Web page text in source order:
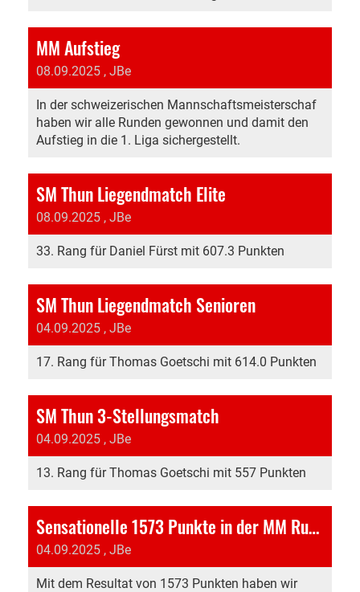
MM Aufstieg
08.09.2025 , JBe
In der schweizerischen Mannschaftsmeisterschaf
haben wir alle Runden gewonnen und damit den
Aufstieg in die 1. Liga sichergestellt.
SM Thun Liegendmatch Elite
08.09.2025 , JBe
33. Rang für Daniel Fürst mit 607.3 Punkten
SM Thun Liegendmatch Senioren
04.09.2025 , JBe
17. Rang für Thomas Goetschi mit 614.0 Punkten
SM Thun 3-Stellungsmatch
04.09.2025 , JBe
13. Rang für Thomas Goetschi mit 557 Punkten
Sensationelle 1573 Punkte in der MM Runde 7
04.09.2025 , JBe
Mit dem Resultat von 1573 Punkten haben wir